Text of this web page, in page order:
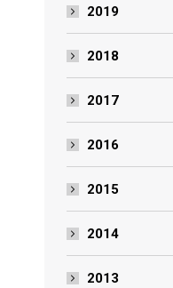
2019
2018
2017
2016
2015
2014
2013